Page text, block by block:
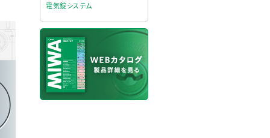
電気錠システム